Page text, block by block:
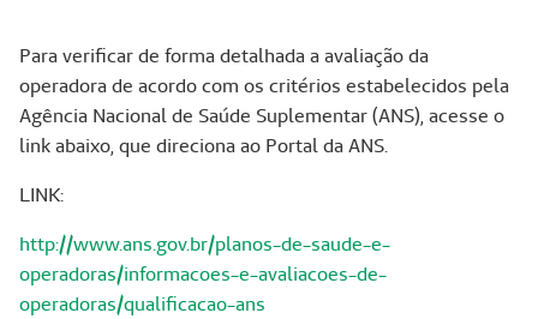
Para verificar de forma detalhada a avaliação da
operadora de acordo com os critérios estabelecidos pela
Agência Nacional de Saúde Suplementar (ANS), acesse o
link abaixo, que direciona ao Portal da ANS.
LINK:
http://www.ans.gov.br/planos-de-saude-e-
operadoras/informacoes-e-avaliacoes-de-
operadoras/qualificacao-ans